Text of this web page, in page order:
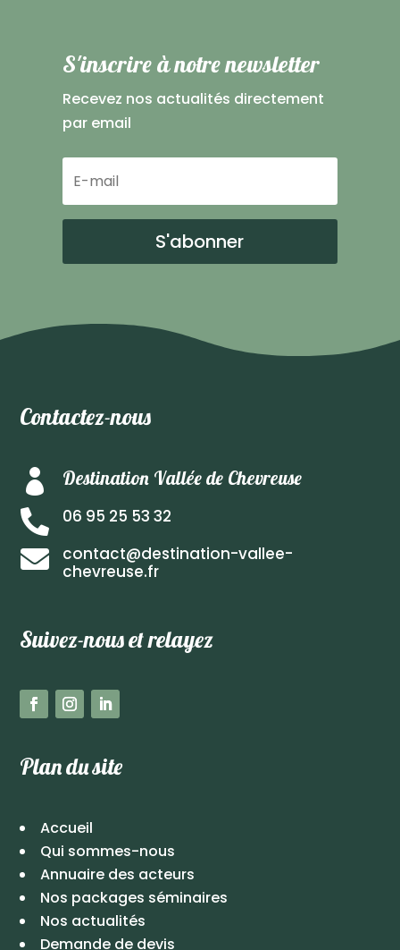
S'inscrire à notre newsletter
Recevez nos actualités directement
par email
S'abonner
Contactez-nous
 Destination Vallée de Chevreuse
 06 95 25 53 32

contact@destination-vallee-
chevreuse.fr
Suivez-nous et relayez
Plan du site
Accueil
Qui sommes-nous
Annuaire des acteurs
Nos packages séminaires
Nos actualités
Demande de devis